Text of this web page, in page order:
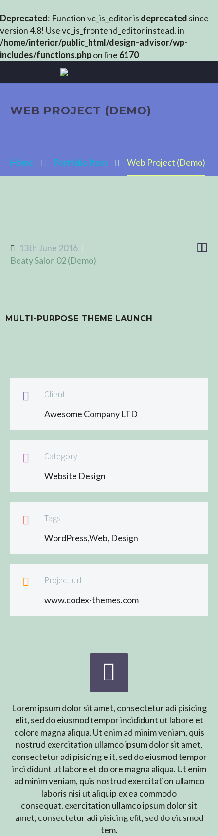
Deprecated: Function vc_is_editor is deprecated since
version 4.8! Use vc_is_frontend_editor instead. in
/home/interior/public_html/design-advisor/wp-
includes/functions.phpon line 6170
WEB PROJECT (DEMO)
Home Portfolio Item Web Project (Demo)

13th June 2016
Beaty Salon 02 (Demo)
MULTI-PURPOSE THEME LAUNCH
 Client
Awesome Company LTD
 Category
Website Design
 Tags
WordPress,Web, Design
 Project url
www.codex-themes.com


Lorem ipsum dolor sit amet, consectetur adi pisicing
elit, sed do eiusmod tempor incididunt ut labore et
dolore magna aliqua. Ut enim ad minim veniam, quis
nostrud exercitation ullamco ipsum dolor sit amet,
consectetur adi pisicing elit, sed do eiusmod tempor
inci didunt ut labore et dolore magna aliqua. Ut enim
ad minim veniam, quis nostrud exercitation ullamco
laboris nisi ut aliquip ex ea commodo
consequat. exercitation ullamco ipsum dolor sit
amet, consectetur adi pisicing elit, sed do eiusmod
tem.